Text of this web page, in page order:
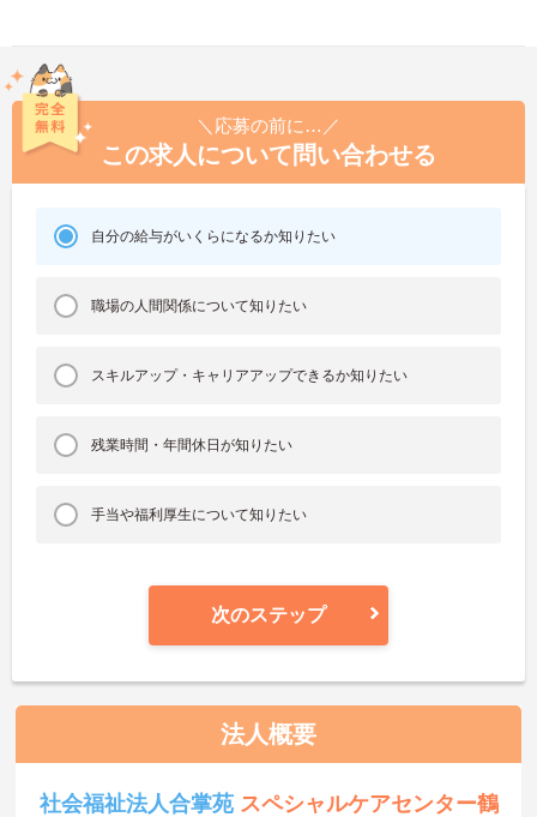
＼応募の前に…／
この求人について問い合わせる
自分の給与がいくらになるか知りたい
職場の人間関係について知りたい
スキルアップ・キャリアアップできるか知りたい
残業時間・年間休日が知りたい
手当や福利厚生について知りたい
次のステップ
法人概要
社会福祉法人合掌苑 スペシャルケアセンター鶴